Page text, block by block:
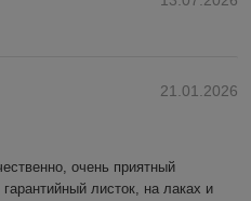
21.01.2026
очень приятный
листок, на лаках и